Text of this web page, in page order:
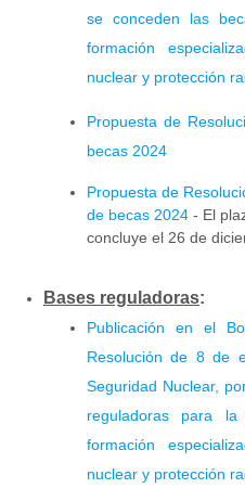
se conceden las
formación
nuclear y protección
Propuesta de
becas 2024
Propuesta de
de becas 2024 - El
concluye el 26 de
Bases reguladoras:
Publicación en el
Resolución de 8 de
Seguridad Nuclear,
reguladoras para
formación
nuclear y protección